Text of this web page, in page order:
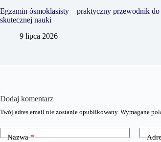
Egzamin ósmoklasisty – praktyczny przewodnik do
skutecznej nauki
9 lipca 2026
Dodaj komentarz
Twój adres email nie zostanie opublikowany. Wymagane
Nazwa*